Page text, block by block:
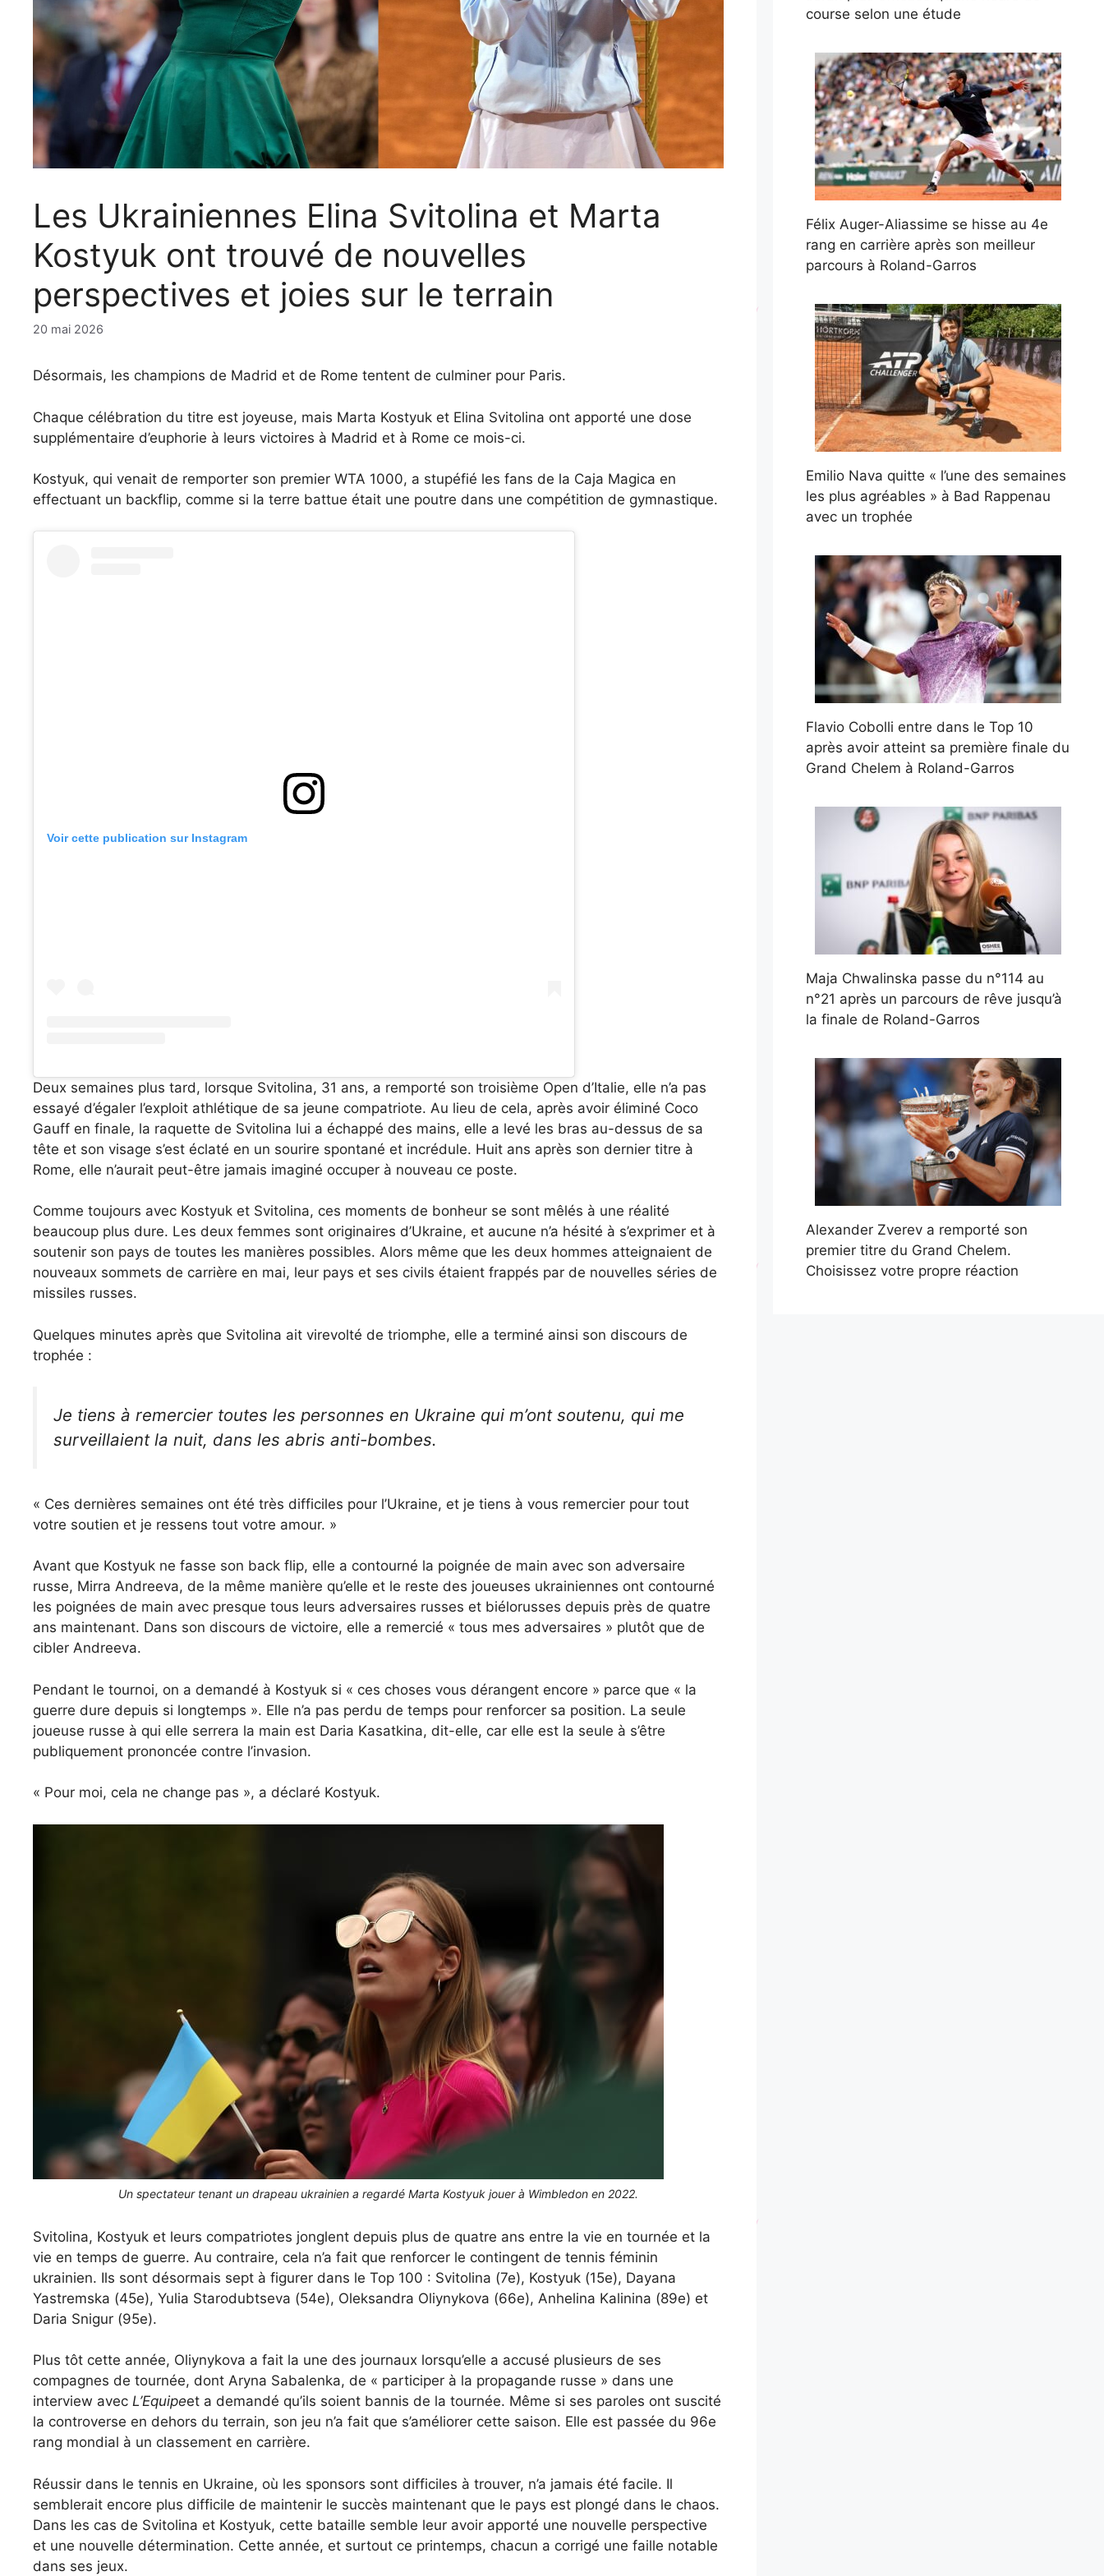
Les Ukrainiennes Elina Svitolina et Marta
Kostyuk ont ​​trouvé de nouvelles
perspectives et joies sur le terrain
20 mai 2026
Désormais, les champions de Madrid et de Rome tentent de culminer pour Paris.
Chaque célébration du titre est joyeuse, mais Marta Kostyuk et Elina Svitolina ont apporté une dose
supplémentaire d’euphorie à leurs victoires à Madrid et à Rome ce mois-ci.
Kostyuk, qui venait de remporter son premier WTA 1000, a stupéfié les fans de la Caja Magica en
effectuant un backflip, comme si la terre battue était une poutre dans une compétition de gymnastique.
Voir cette publication sur Instagram
Deux semaines plus tard, lorsque Svitolina, 31 ans, a remporté son troisième Open d’Italie, elle n’a pas
essayé d’égaler l’exploit athlétique de sa jeune compatriote. Au lieu de cela, après avoir éliminé Coco
Gauff en finale, la raquette de Svitolina lui a échappé des mains, elle a levé les bras au-dessus de sa
tête et son visage s’est éclaté en un sourire spontané et incrédule. Huit ans après son dernier titre à
Rome, elle n’aurait peut-être jamais imaginé occuper à nouveau ce poste.
Comme toujours avec Kostyuk et Svitolina, ces moments de bonheur se sont mêlés à une réalité
beaucoup plus dure. Les deux femmes sont originaires d’Ukraine, et aucune n’a hésité à s’exprimer et à
soutenir son pays de toutes les manières possibles. Alors même que les deux hommes atteignaient de
nouveaux sommets de carrière en mai, leur pays et ses civils étaient frappés par de nouvelles séries de
missiles russes.
Quelques minutes après que Svitolina ait virevolté de triomphe, elle a terminé ainsi son discours de
trophée :
Je tiens à remercier toutes les personnes en Ukraine qui m’ont soutenu, qui me
surveillaient la nuit, dans les abris anti-bombes.
« Ces dernières semaines ont été très difficiles pour l’Ukraine, et je tiens à vous remercier pour tout
votre soutien et je ressens tout votre amour. »
Avant que Kostyuk ne fasse son back flip, elle a contourné la poignée de main avec son adversaire
russe, Mirra Andreeva, de la même manière qu’elle et le reste des joueuses ukrainiennes ont contourné
les poignées de main avec presque tous leurs adversaires russes et biélorusses depuis près de quatre
ans maintenant. Dans son discours de victoire, elle a remercié « tous mes adversaires » plutôt que de
cibler Andreeva.
Pendant le tournoi, on a demandé à Kostyuk si « ces choses vous dérangent encore » parce que « la
guerre dure depuis si longtemps ». Elle n’a pas perdu de temps pour renforcer sa position. La seule
joueuse russe à qui elle serrera la main est Daria Kasatkina, dit-elle, car elle est la seule à s’être
publiquement prononcée contre l’invasion.
« Pour moi, cela ne change pas », a déclaré Kostyuk.
Un spectateur tenant un drapeau ukrainien a regardé Marta Kostyuk jouer à Wimbledon en 2022.
Svitolina, Kostyuk et leurs compatriotes jonglent depuis plus de quatre ans entre la vie en tournée et la
vie en temps de guerre. Au contraire, cela n’a fait que renforcer le contingent de tennis féminin
ukrainien. Ils sont désormais sept à figurer dans le Top 100 : Svitolina (7e), Kostyuk (15e), Dayana
Yastremska (45e), Yulia Starodubtseva (54e), Oleksandra Oliynykova (66e), Anhelina Kalinina (89e) et
Daria Snigur (95e).
Plus tôt cette année, Oliynykova a fait la une des journaux lorsqu’elle a accusé plusieurs de ses
compagnes de tournée, dont Aryna Sabalenka, de « participer à la propagande russe » dans une
interview avec L’Equipeet a demandé qu’ils soient bannis de la tournée. Même si ses paroles ont suscité
la controverse en dehors du terrain, son jeu n’a fait que s’améliorer cette saison. Elle est passée du 96e
rang mondial à un classement en carrière.
Réussir dans le tennis en Ukraine, où les sponsors sont difficiles à trouver, n’a jamais été facile. Il
semblerait encore plus difficile de maintenir le succès maintenant que le pays est plongé dans le chaos.
Dans les cas de Svitolina et Kostyuk, cette bataille semble leur avoir apporté une nouvelle perspective
et une nouvelle détermination. Cette année, et surtout ce printemps, chacun a corrigé une faille notable
dans ses jeux.
course selon une étude
Félix Auger-Aliassime se hisse au 4e
rang en carrière après son meilleur
parcours à Roland-Garros
Emilio Nava quitte « l’une des semaines
les plus agréables » à Bad Rappenau
avec un trophée
Flavio Cobolli entre dans le Top 10
après avoir atteint sa première finale du
Grand Chelem à Roland-Garros
Maja Chwalinska passe du n°114 au
n°21 après un parcours de rêve jusqu’à
la finale de Roland-Garros
Alexander Zverev a remporté son
premier titre du Grand Chelem.
Choisissez votre propre réaction